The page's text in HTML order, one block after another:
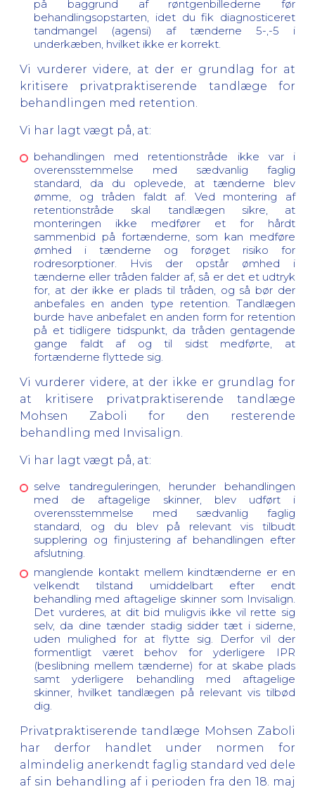
på baggrund af røntgenbillederne før
behandlingsopstarten, idet du fik diagnosticeret
tandmangel (agensi) af tænderne 5-,-5 i
underkæben, hvilket ikke er korrekt.
Vi vurderer videre, at der er grundlag for at
kritisere privatpraktiserende tandlæge for
behandlingen med retention.
Vi har lagt vægt på, at:
behandlingen med retentionstråde ikke var i
overensstemmelse med sædvanlig faglig
standard, da du oplevede, at tænderne blev
ømme, og tråden faldt af. Ved montering af
retentionstråde skal tandlægen sikre, at
monteringen ikke medfører et for hårdt
sammenbid på fortænderne, som kan medføre
ømhed i tænderne og forøget risiko for
rodresorptioner. Hvis der opstår ømhed i
tænderne eller tråden falder af, så er det et udtryk
for, at der ikke er plads til tråden, og så bør der
anbefales en anden type retention. Tandlægen
burde have anbefalet en anden form for retention
på et tidligere tidspunkt, da tråden gentagende
gange faldt af og til sidst medførte, at
fortænderne flyttede sig.
Vi vurderer videre, at der ikke er grundlag for
at kritisere privatpraktiserende tandlæge
Mohsen Zaboli for den resterende
behandling med Invisalign.
Vi har lagt vægt på, at:
selve tandreguleringen, herunder behandlingen
med de aftagelige skinner, blev udført i
overensstemmelse med sædvanlig faglig
standard, og du blev på relevant vis tilbudt
supplering og finjustering af behandlingen efter
afslutning.
manglende kontakt mellem kindtænderne er en
velkendt tilstand umiddelbart efter endt
behandling med aftagelige skinner som Invisalign.
Det vurderes, at dit bid muligvis ikke vil rette sig
selv, da dine tænder stadig sidder tæt i siderne,
uden mulighed for at flytte sig. Derfor vil der
formentligt været behov for yderligere IPR
(beslibning mellem tænderne) for at skabe plads
samt yderligere behandling med aftagelige
skinner, hvilket tandlægen på relevant vis tilbød
dig.
Privatpraktiserende tandlæge Mohsen Zaboli
har derfor handlet under normen for
almindelig anerkendt faglig standard ved dele
af sin behandling af i perioden fra den 18. maj